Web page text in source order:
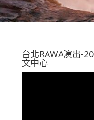
台北RAWA演出-
文中心